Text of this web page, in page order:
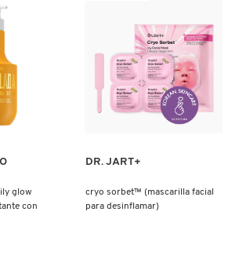
glow
con
Ver más
DR. JART+
cryo sorbet™ (mascarilla facial
para desinflamar)